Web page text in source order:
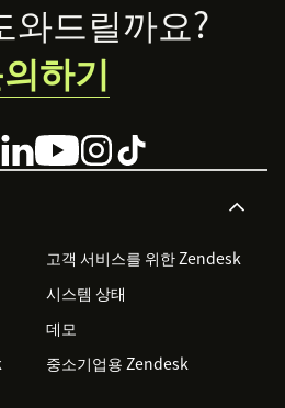
고객 서비스를 위한 Zendesk
시스템 상태
데모
중소기업용 Zendesk
와드릴까요?
하기